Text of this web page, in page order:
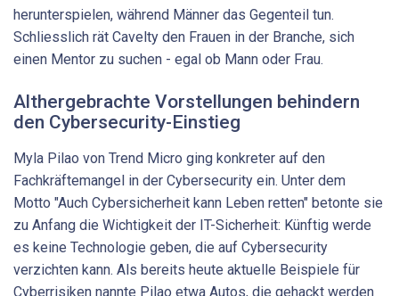
herunterspielen, während Männer das Gegenteil tun.
Schliesslich rät Cavelty den Frauen in der Branche, sich
einen Mentor zu suchen - egal ob Mann oder Frau.
Althergebrachte Vorstellungen behindern
den Cybersecurity-Einstieg
Myla Pilao von Trend Micro ging konkreter auf den
Fachkräftemangel in der Cybersecurity ein. Unter dem
Motto "Auch Cybersicherheit kann Leben retten" betonte sie
zu Anfang die Wichtigkeit der IT-Sicherheit: Künftig werde
es keine Technologie geben, die auf Cybersecurity
verzichten kann. Als bereits heute aktuelle Beispiele für
Cyberrisiken nannte Pilao etwa Autos, die gehackt werden